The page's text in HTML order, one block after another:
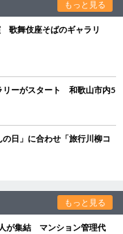
もっと見る
歌舞伎座そばのギャラリ
リーがスタート 和歌山市内5
日」に合わせ「旅行川柳コ
もっと見る
が集結 マンション管理代